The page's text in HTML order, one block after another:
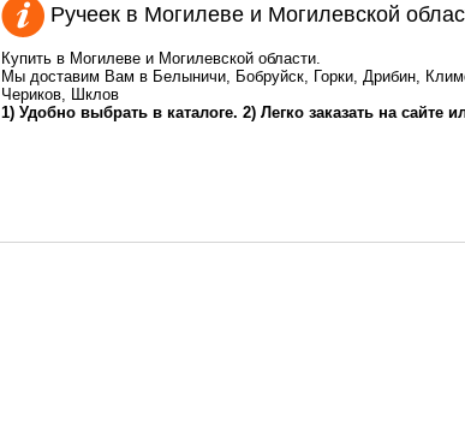
Ручеек в Могилеве и Могилевской
Купить в Могилеве и Могилевской области.
Мы доставим Вам в Белыничи, Бобруйск, Горки, Дрибин,
Чериков, Шклов
1) Удобно выбрать в каталоге. 2) Легко заказать на сайте